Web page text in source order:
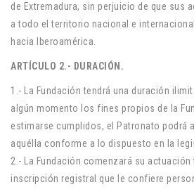
de Extremadura, sin perjuicio de que sus
a todo el territorio nacional e
hacia Iberoamérica.
ARTÍCULO 2.- DURACIÓN.
1.- La Fundación tendrá una duración
algún momento los fines propios de la
estimarse cumplidos, el Patronato podrá
aquélla conforme a lo dispuesto en la
2.- La Fundación comenzará su
inscripción registral que le confiere